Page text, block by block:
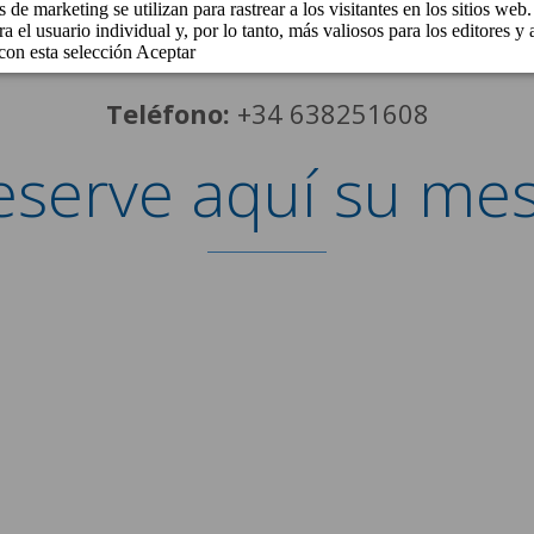
como cancelada.
Teléfono: +34 638251608
aquí su